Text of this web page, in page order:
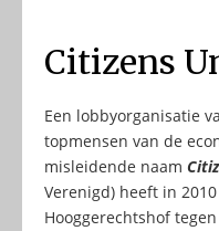
Citizens
Een lobbyorganisatie
topmensen van de
misleidende naam
Verenigd) heeft in
Hooggerechtshof